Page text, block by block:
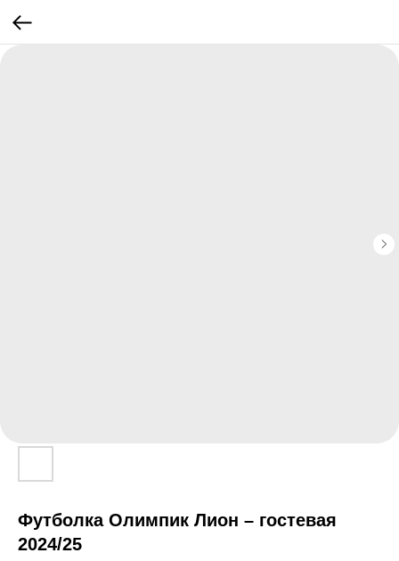
Футболка Олимпик Лион – гостевая
2024/25